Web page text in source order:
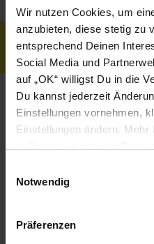
Wir nutzen Cookies, um
anzubieten, diese stetig zu
entsprechend Deinen
Social Media und
auf „OK“ willigst Du in die
Du kannst jederzeit
Einstellungen vornehmen,
Einstellungen ändern. Mehr
Notwendig
Präferenzen
BIOGRAFIE
Persönliches Karriere
Geburtsdatum
Größe in cm